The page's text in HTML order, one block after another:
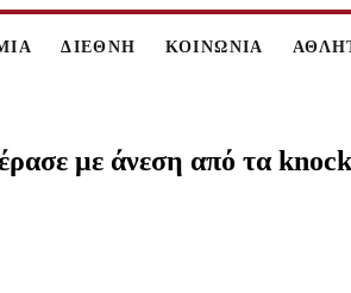
ΔΙΕΘΝΗ ΚΟΙΝΩΝΙΑ
με άνεση από τα